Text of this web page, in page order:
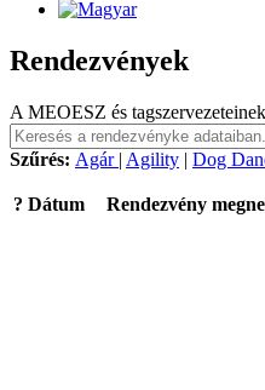
Rendezvények
A MEOESZ és
Szűrés: Agár | Agility | Dog
? Dátum Rendezvény